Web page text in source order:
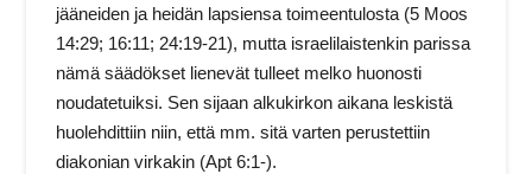
jääneiden ja heidän lapsiensa toimeentulosta (5 Moos
14:29; 16:11; 24:19-21), mutta israelilaistenkin parissa
nämä säädökset lienevät tulleet melko huonosti
noudatetuiksi. Sen sijaan alkukirkon aikana leskistä
huolehdittiin niin, että mm. sitä varten perustettiin
diakonian virkakin (Apt 6:1-).